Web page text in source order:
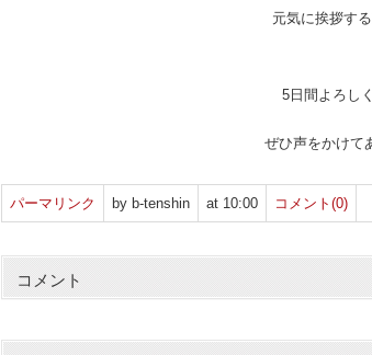
元気に挨拶す
5日間よろし
ぜひ声をかけて
パーマリンク by b-tenshin at 10:00 コメント(0)
コメント